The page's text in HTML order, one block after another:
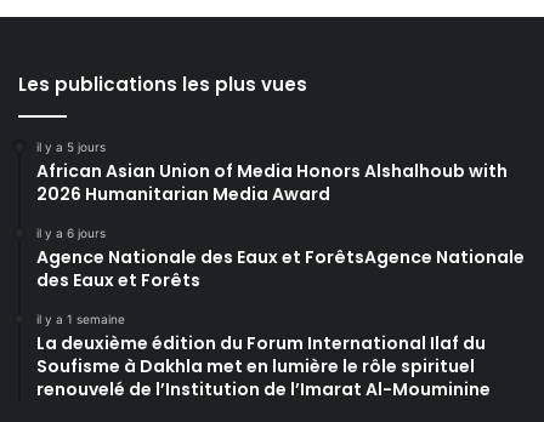
Les publications les plus vues
il y a 5 jours
African Asian Union of Media Honors Alshalhoub with
2026 Humanitarian Media Award
il y a 6 jours
Agence Nationale des Eaux et ForêtsAgence Nationale
des Eaux et Forêts
il y a 1 semaine
La deuxième édition du Forum International Ilaf du
Soufisme à Dakhla met en lumière le rôle spirituel
renouvelé de l’Institution de l’Imarat Al-Mouminine